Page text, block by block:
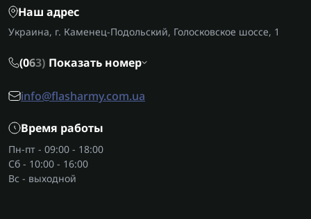
Наш адрес
Украина, г. Каменец-Подольский, Голосковское шоссе, 1
(063) Показать номер
info@flasharmy.com.ua
Время работы
Пн-пт - 09:00 - 18:00
Сб - 10:00 - 16:00
Вс - выходной